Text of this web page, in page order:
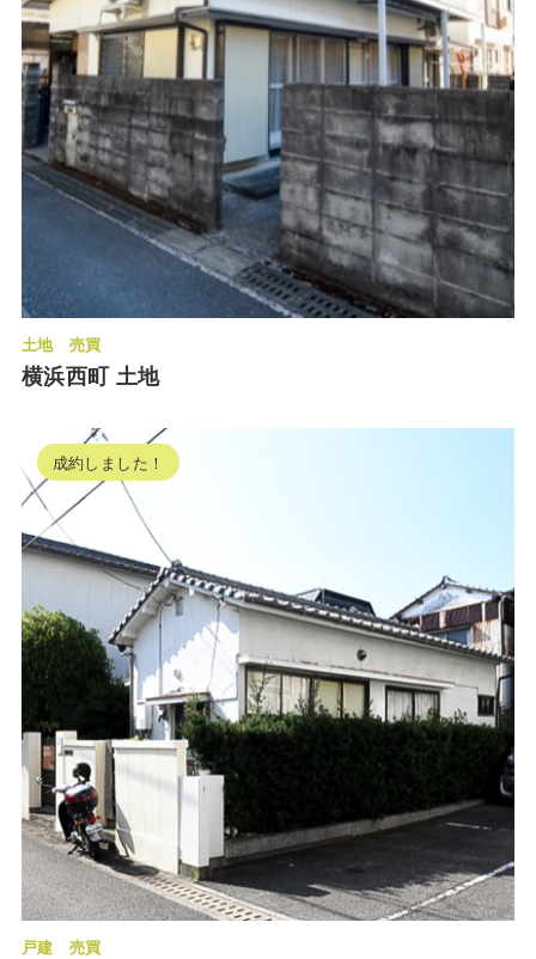
土地 売買
横浜西町 土地
成約しました！
戸建 売買